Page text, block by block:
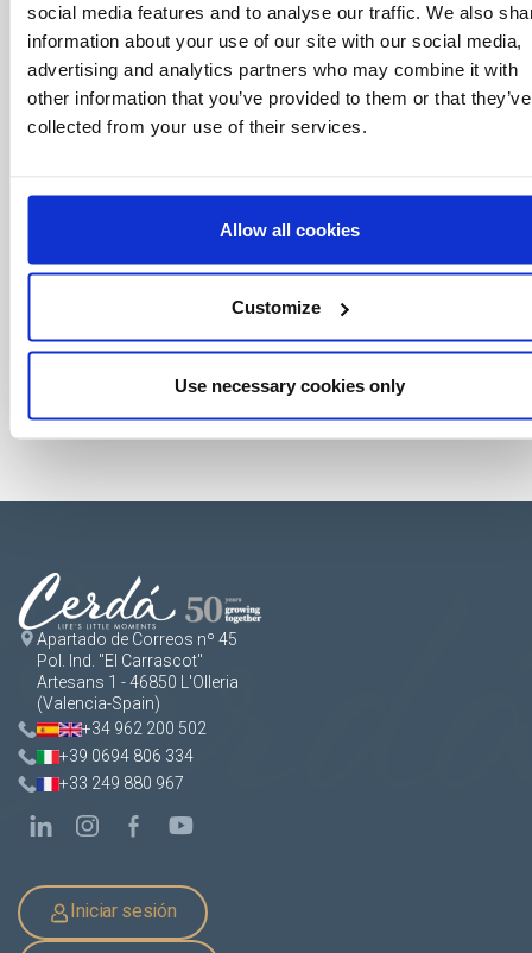
social media features and to analyse our traffic. We also
information about your use of our site with our social media,
advertising and analytics partners who may combine it with
other information that you’ve provided to them or that they’ve
collected from your use of their services.
Allow all cookies
Customize
Use necessary cookies only
mundo del licensing, todo al alcance de un
click.
Apartado de Correos nº 45
Pol. Ind. "El Carrascot"
Artesans 1 - 46850 L'Olleria
(Valencia-Spain)
+34 962 200 502
+39 0694 806 334
+33 249 880 967
Iniciar sesión